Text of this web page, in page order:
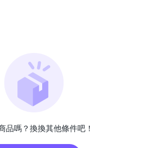
品嗎？換換其他條件吧！